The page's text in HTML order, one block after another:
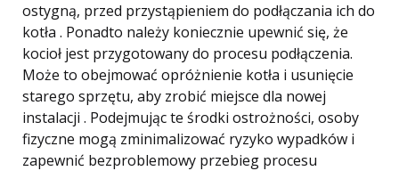
ostygną, przed przystąpieniem do podłączania ich do
kotła . Ponadto należy koniecznie upewnić się, że
kocioł jest przygotowany do procesu podłączenia.
Może to obejmować opróżnienie kotła i usunięcie
starego sprzętu, aby zrobić miejsce dla nowej
instalacji . Podejmując te środki ostrożności, osoby
fizyczne mogą zminimalizować ryzyko wypadków i
zapewnić bezproblemowy przebieg procesu